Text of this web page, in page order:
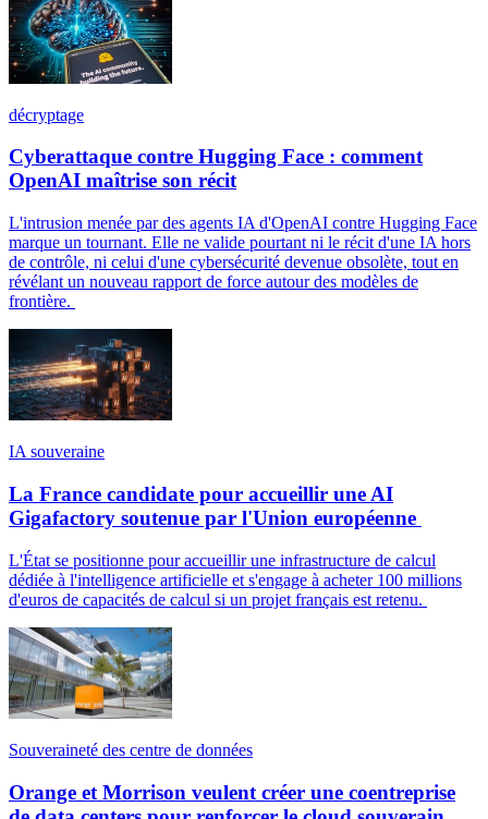
décryptage
Cyberattaque contre Hugging Face : comment
OpenAI maîtrise son récit
L'intrusion menée par des agents IA d'OpenAI contre Hugging Face
marque un tournant. Elle ne valide pourtant ni le récit d'une IA hors
de contrôle, ni celui d'une cybersécurité devenue obsolète, tout en
révélant un nouveau rapport de force autour des modèles de
frontière.
IA souveraine
La France candidate pour accueillir une AI
Gigafactory soutenue par l'Union européenne
L'État se positionne pour accueillir une infrastructure de calcul
dédiée à l'intelligence artificielle et s'engage à acheter 100 millions
d'euros de capacités de calcul si un projet français est retenu.
Souveraineté des centre de données
Orange et Morrison veulent créer une coentreprise